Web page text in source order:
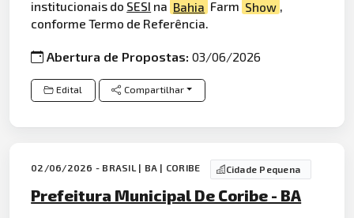
institucionais do SESI na Bahia Farm Show ,
conforme Termo de Referência.
Abertura de Propostas:03/06/2026
Edital Compartilhar
02/06/2026 - BRASIL | BA | CORIBE Cidade Pequena
Prefeitura Municipal De Coribe - BA